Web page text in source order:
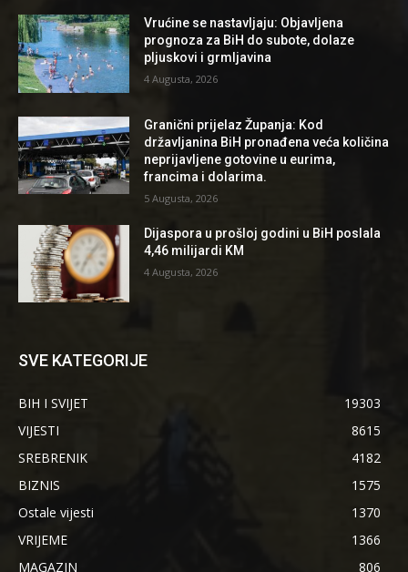
Vrućine se nastavljaju: Objavljena
prognoza za BiH do subote, dolaze
pljuskovi i grmljavina
4 Augusta, 2026
Granični prijelaz Županja: Kod
državljanina BiH pronađena veća količina
neprijavljene gotovine u eurima,
francima i dolarima.
5 Augusta, 2026
Dijaspora u prošloj godini u BiH poslala
4,46 milijardi KM
4 Augusta, 2026
SVE KATEGORIJE
BIH I SVIJET
19303
VIJESTI
8615
SREBRENIK
4182
BIZNIS
1575
Ostale vijesti
1370
VRIJEME
1366
MAGAZIN
806